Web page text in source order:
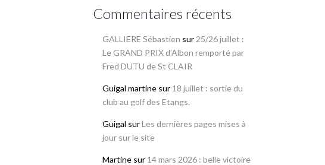
Commentaires récents
GALLIERE Sébastien sur 25/26 juillet :
Le GRAND PRIX d’Albon remporté par
Fred DUTU de St CLAIR
Guigal martine sur 18 juillet : sortie du
club au golf des Etangs.
Guigal surLes dernières pages mises à
jour sur le site
Martine sur 14 mars 2026 : belle victoire